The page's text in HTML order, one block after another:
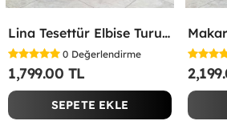
Lina Tesettür Elbise Turuncu Turuncu
0 Değerlendirme
1,799.00 TL
SEPETE EKLE